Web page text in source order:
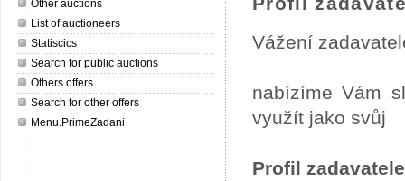
Other auctions
List of auctioneers
Statiscics
Search for public auctions
Others offers
Search for other offers
Menu.PrimeZadani
Vážení
nabízíme Vám
využít jako svůj
Profil zadavatele